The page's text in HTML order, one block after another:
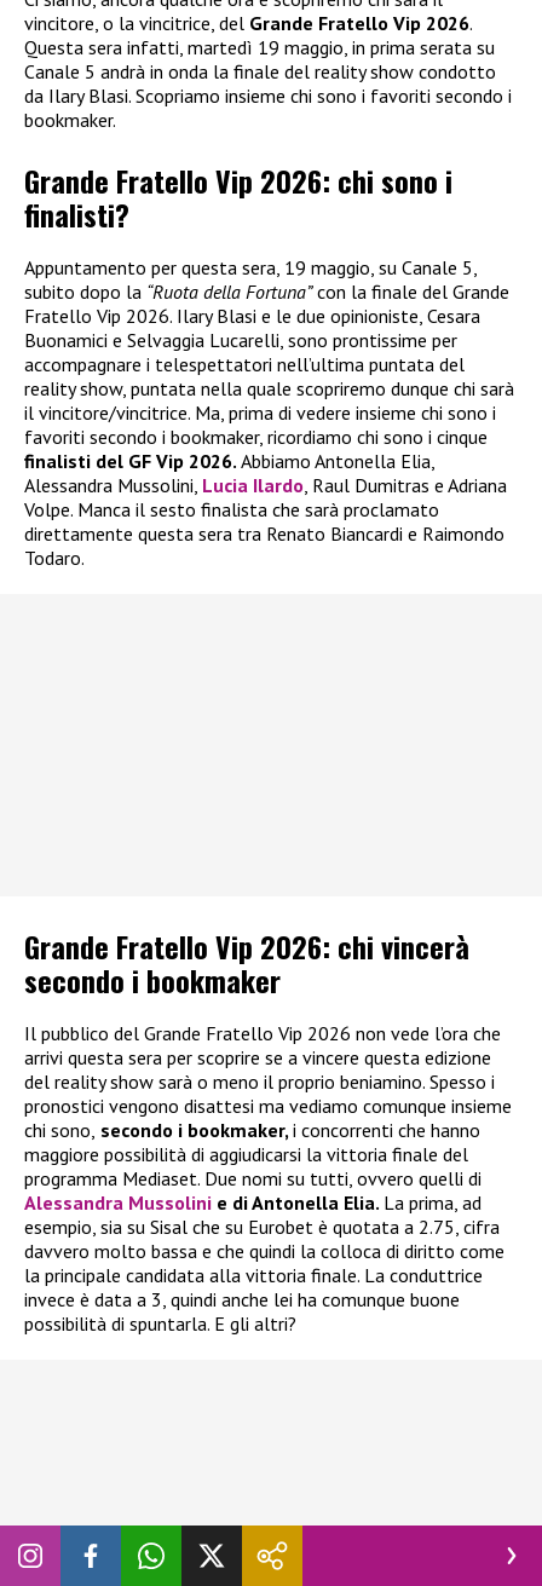
vincitore, o la vincitrice, del Grande Fratello Vip 2026.
Questa sera infatti, martedì 19 maggio, in prima serata su
Canale 5 andrà in onda la finale del reality show condotto
da Ilary Blasi. Scopriamo insieme chi sono i favoriti secondo i
bookmaker.
Grande Fratello Vip 2026: chi sono i
finalisti?
Appuntamento per questa sera, 19 maggio, su Canale 5,
subito dopo la “Ruota della Fortuna”con la finale del Grande
Fratello Vip 2026. Ilary Blasi e le due opinioniste, Cesara
Buonamici e Selvaggia Lucarelli, sono prontissime per
accompagnare i telespettatori nell’ultima puntata del
reality show, puntata nella quale scopriremo dunque chi sarà
il vincitore/vincitrice. Ma, prima di vedere insieme chi sono i
favoriti secondo i bookmaker, ricordiamo chi sono i cinque
finalisti del GF Vip 2026. Abbiamo Antonella Elia,
Alessandra Mussolini, Lucia Ilardo, Raul Dumitras e Adriana
Volpe. Manca il sesto finalista che sarà proclamato
direttamente questa sera tra Renato Biancardi e Raimondo
Todaro.
Grande Fratello Vip 2026: chi vincerà
secondo i bookmaker
Il pubblico del Grande Fratello Vip 2026 non vede l’ora che
arrivi questa sera per scoprire se a vincere questa edizione
del reality show sarà o meno il proprio beniamino. Spesso i
pronostici vengono disattesi ma vediamo comunque insieme
chi sono, secondo i bookmaker, i concorrenti che hanno
maggiore possibilità di aggiudicarsi la vittoria finale del
programma Mediaset. Due nomi su tutti, ovvero quelli di
Alessandra Mussolini e di Antonella Elia. La prima, ad
esempio, sia su Sisal che su Eurobet è quotata a 2.75, cifra
davvero molto bassa e che quindi la colloca di diritto come
la principale candidata alla vittoria finale. La conduttrice
invece è data a 3, quindi anche lei ha comunque buone
possibilità di spuntarla. E gli altri?